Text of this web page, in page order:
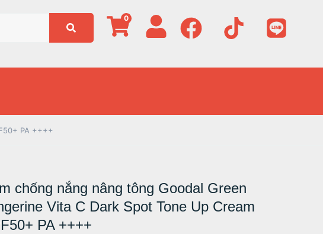
0
PA ++++
chống nắng nâng tông Goodal Green
Vita C Dark Spot Tone Up Cream
PA ++++